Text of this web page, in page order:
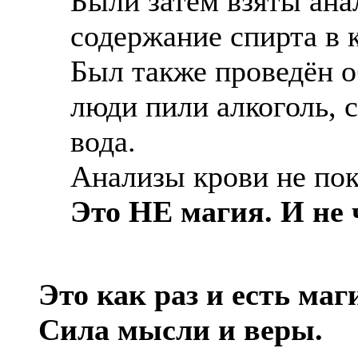
содержание спирта в
Был также проведён
люди пили алкоголь,
вода.
Анализы крови не
Это НЕ магия. И не
Это как раз и есть
Сила мысли и веры.